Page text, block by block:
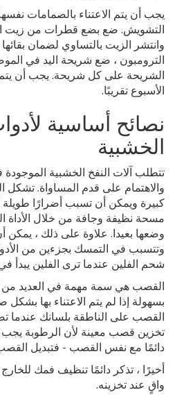
يجب أن يتم الاعتناء بالصمامات
التشويش. ضع بضع قطرات من زيت
وانتشر الزيت بالتساوي لضمان
الترومبون ، ضع شريحة اليد في
الشريحة على كل شريحة. يجب أن
الأسبوع تقريبًا.
نصائح أساسية
الخشبية
تتطلب آلات النفخ الخشبية
والاهتمام على قدم المساواة. تشكل
كبيرة ويمكن أن تسبب أضرارًا
مسحة نظيفة وجافة من خلال
وضعها بعيدا. علاوة على ذلك ،
وتتسبب في التمسك بجزءين من
شحم الفلين عندما ترى الفلين يبدأ
القصب هي سمة مهمة في العديد من
بسهولة إذا لم يتم الاعتناء بها بشكل
القصب على الناطقة بلسانك عندما
تخزين قصب معينة لأن الرطوبة يجب
دائمًا مع نفس القصب - فتبديل
أخيرًا ، تذكر دائمًا تنظيف فمك
واقٍ عند تخزينه.